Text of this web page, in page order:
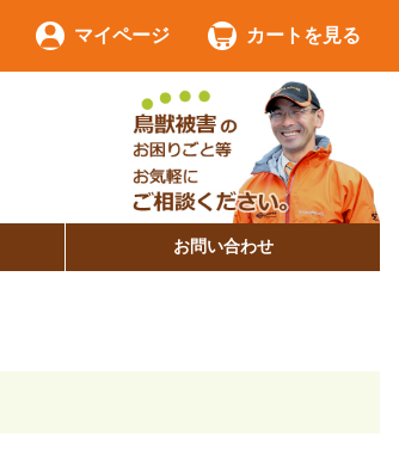
マイページ カートを見る
お問い合わせ